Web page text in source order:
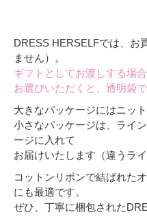
DRESS HERSELFでは、お
ません）。
ギフトとしてお渡しする場
お選びいただくと、透明袋
大きなパッケージにはニッ
小さなパッケージは、ライ
ージに入れて
お届けいたします（違うラ
コットンリボンで結ばれた
にも最適です。
ぜひ、丁寧に梱包された